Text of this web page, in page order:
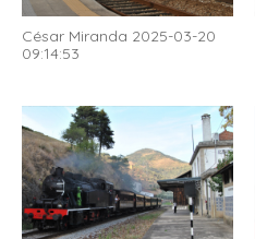
César Miranda 2025-03-20
09:14:53